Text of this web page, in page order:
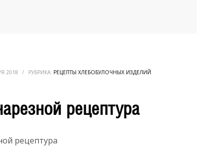
2018 / РУБРИКА: РЕЦЕПТЫ ХЛЕБОБУЛОЧНЫХ ИЗДЕЛИЙ
рецептура
рецептура